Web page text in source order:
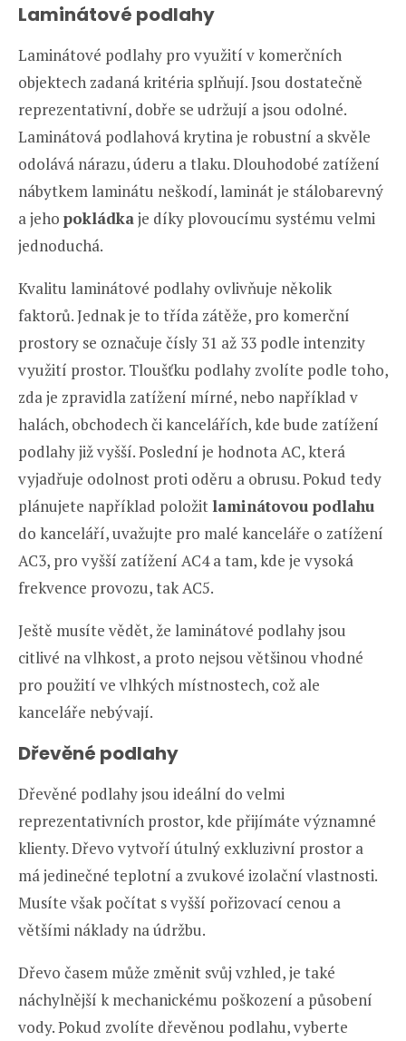
Laminátové podlahy
Laminátové podlahy pro využití v komerčních
objektech zadaná kritéria splňují. Jsou dostatečně
reprezentativní, dobře se udržují a jsou odolné.
Laminátová podlahová krytina je robustní a skvěle
odolává nárazu, úderu a tlaku. Dlouhodobé zatížení
nábytkem laminátu neškodí, laminát je stálobarevný
a jeho pokládkaje díky plovoucímu systému velmi
jednoduchá.
Kvalitu laminátové podlahy ovlivňuje několik
faktorů. Jednak je to třída zátěže, pro komerční
prostory se označuje čísly 31 až 33 podle intenzity
využití prostor. Tloušťku podlahy zvolíte podle toho,
zda je zpravidla zatížení mírné, nebo například v
halách, obchodech či kancelářích, kde bude zatížení
podlahy již vyšší. Poslední je hodnota AC, která
vyjadřuje odolnost proti oděru a obrusu. Pokud tedy
plánujete například položit laminátovou podlahu
do kanceláří, uvažujte pro malé kanceláře o zatížení
AC3, pro vyšší zatížení AC4 a tam, kde je vysoká
frekvence provozu, tak AC5.
Ještě musíte vědět, že laminátové podlahy jsou
citlivé na vlhkost, a proto nejsou většinou vhodné
pro použití ve vlhkých místnostech, což ale
kanceláře nebývají.
Dřevěné podlahy
Dřevěné podlahy jsou ideální do velmi
reprezentativních prostor, kde přijímáte významné
klienty. Dřevo vytvoří útulný exkluzivní prostor a
má jedinečné teplotní a zvukové izolační vlastnosti.
Musíte však počítat s vyšší pořizovací cenou a
většími náklady na údržbu.
Dřevo časem může změnit svůj vzhled, je také
náchylnější k mechanickému poškození a působení
vody. Pokud zvolíte dřevěnou podlahu, vyberte